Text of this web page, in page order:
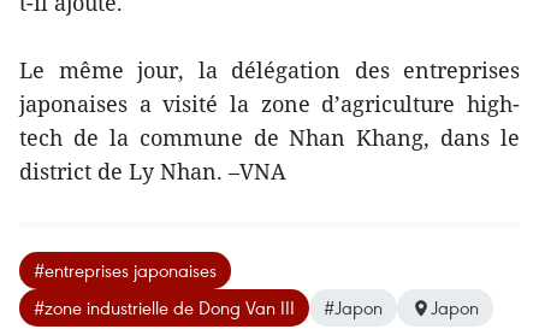
Le même jour, la délégation des entreprises
japonaises a visité la zone d’agriculture high-
tech de la commune de Nhan Khang, dans le
district de Ly Nhan. –VNA
#entreprises japonaises
#zone industrielle de Dong Van III
#Japon Japon